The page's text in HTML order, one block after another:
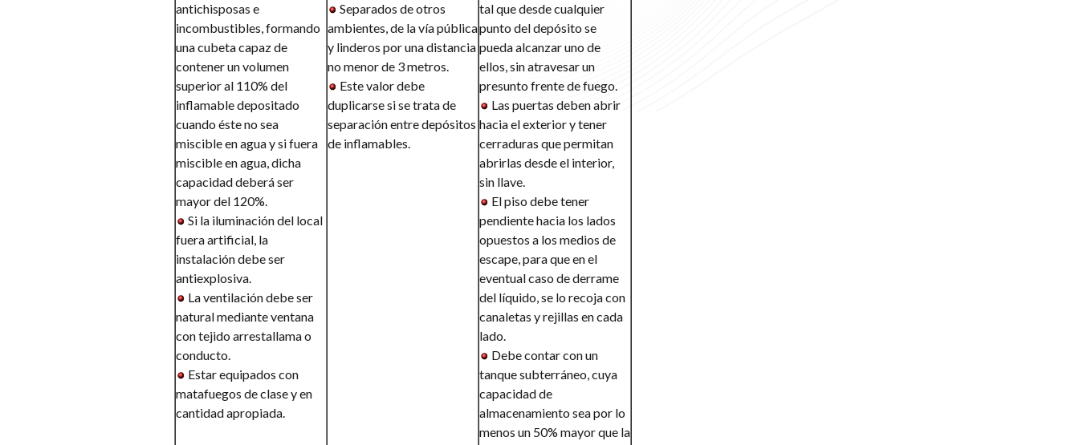
antichisposas e
incombustibles, formando
una cubeta capaz de
contener un volumen
superior al 110% del
inflamable depositado
cuando éste no sea
miscible en agua y si fuera
miscible en agua, dicha
capacidad deberá ser
mayor del 120%.
Si la iluminación del local
fuera artificial, la
instalación debe ser
antiexplosiva.
La ventilación debe ser
natural mediante ventana
con tejido arrestallama o
conducto.
Estar equipados con
matafuegos de clase y en
cantidad apropiada.
Separados de otros
ambientes, de la vía pública
y linderos por una distancia
no menor de 3 metros.
Este valor debe
duplicarse si se trata de
separación entre depósitos
de inflamables.
tal que desde cualquier
punto del depósito se
pueda alcanzar uno de
ellos, sin atravesar un
presunto frente de fuego.
Las puertas deben abrir
hacia el exterior y tener
cerraduras que permitan
abrirlas desde el interior,
sin llave.
El piso debe tener
pendiente hacia los lados
opuestos a los medios de
escape, para que en el
eventual caso de derrame
del líquido, se lo recoja con
canaletas y rejillas en cada
lado.
Debe contar con un
tanque subterráneo, cuya
capacidad de
almacenamiento sea por lo
menos un 50% mayor que la